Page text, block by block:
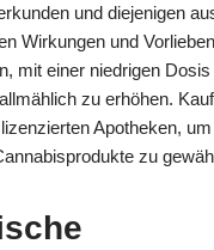
und diejenigen
Wirkungen und
mit einer niedrigen
zu erhöhen.
Apotheken,
zu